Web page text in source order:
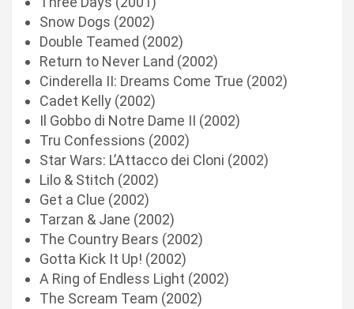
Snow Dogs (2002)
Double Teamed (2002)
Return to Never Land (2002)
Cinderella II: Dreams Come True (2002)
Cadet Kelly (2002)
Il Gobbo di Notre Dame II (2002)
Tru Confessions (2002)
Star Wars: L’Attacco dei Cloni (2002)
Lilo & Stitch (2002)
Get a Clue (2002)
Tarzan & Jane (2002)
The Country Bears (2002)
Gotta Kick It Up! (2002)
A Ring of Endless Light (2002)
The Scream Team (2002)